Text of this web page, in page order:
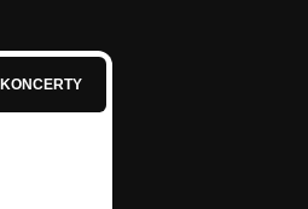
KONCERTY